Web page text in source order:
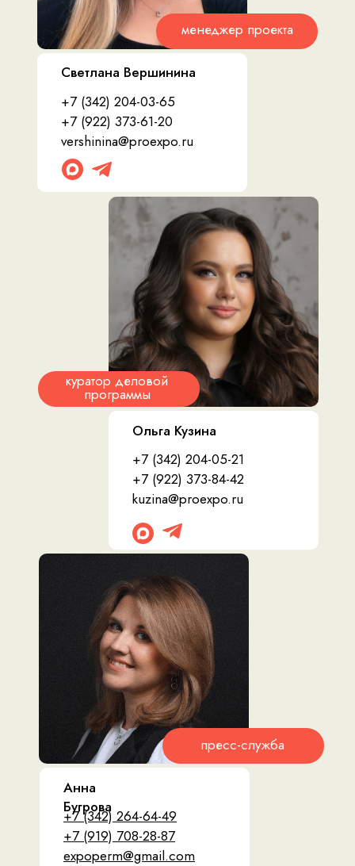
Светлана Вершинина
+7 (342) 204-03-65
+7 (922) 373-61-20
vershinina@proexpo.ru
менеджер проекта
пресс-служба
Анна
Бугрова
+7 (342) 264-64-49
+7 (919) 708-28-87
expoperm@gmail.com
куратор деловой
программы
Ольга Кузина
+7 (342) 204-05-21
+7 (922) 373-84-42
kuzina@proexpo.ru